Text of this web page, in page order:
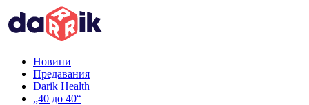
Новини
Предавания
Darik Health
„40 до 40“